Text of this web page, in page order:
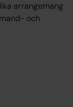
arrangemang
och